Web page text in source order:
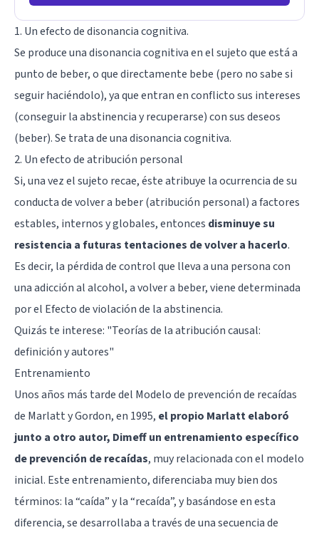
1. Un efecto de disonancia cognitiva.
Se produce una disonancia cognitiva en el sujeto que está a
punto de beber, o que directamente bebe (pero no sabe si
seguir haciéndolo), ya que entran en conflicto sus intereses
(conseguir la abstinencia y recuperarse) con sus deseos
(beber). Se trata de una disonancia cognitiva.
2. Un efecto de atribución personal
Si, una vez el sujeto recae, éste atribuye la ocurrencia de su
conducta de volver a beber (atribución personal) a factores
estables, internos y globales, entonces disminuye su
resistencia a futuras tentaciones de volver a hacerlo.
Es decir, la pérdida de control que lleva a una persona con
una adicción al alcohol, a volver a beber, viene determinada
por el Efecto de violación de la abstinencia.
Quizás te interese: "Teorías de la atribución causal:
definición y autores"
Entrenamiento
Unos años más tarde del Modelo de prevención de recaídas
de Marlatt y Gordon, en 1995, el propio Marlatt elaboró
junto a otro autor, Dimeff un entrenamiento específico
de prevención de recaídas, muy relacionada con el modelo
inicial. Este entrenamiento, diferenciaba muy bien dos
términos: la “caída” y la “recaída”, y basándose en esta
diferencia, se desarrollaba a través de una secuencia de